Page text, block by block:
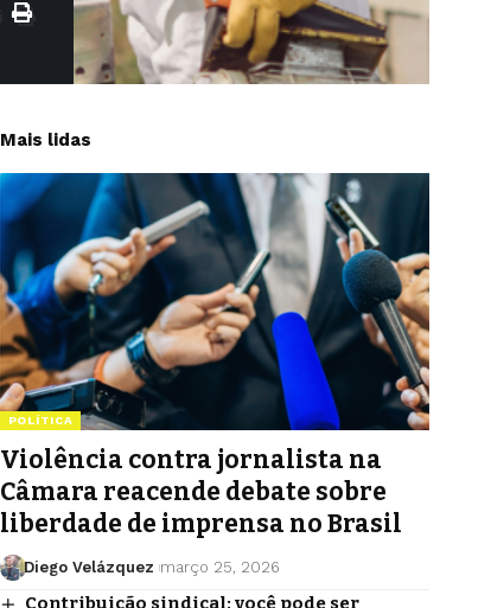
Mais lidas
POLÍTICA
Violência contra jornalista na
Câmara reacende debate sobre
liberdade de imprensa no Brasil
Diego Velázquez março 25, 2026